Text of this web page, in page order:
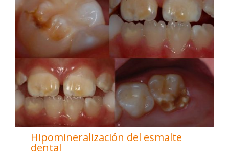
Hipomineralización del esmalte
dental